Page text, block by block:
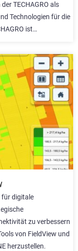
TECHAGRO als
Technologien für die
ist…
für digitale
zu verbessern
von FieldView und
herzustellen.